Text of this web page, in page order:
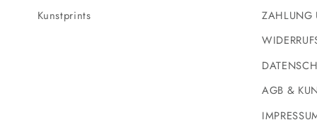
Kunstprints
ZAHLUNG
AGB &